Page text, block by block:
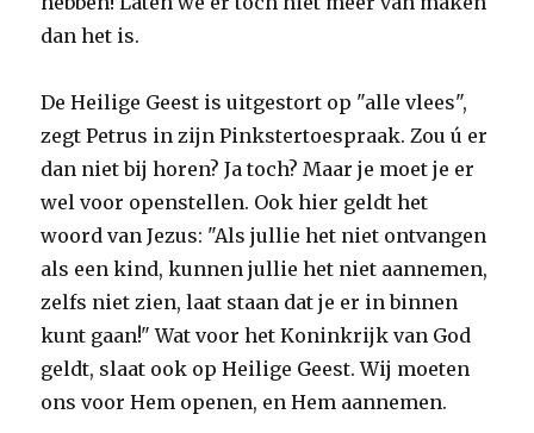
dan het is.
De Heilige Geest is uitgestort op "alle vlees",
zegt Petrus in zijn Pinkstertoespraak. Zou ú er
dan niet bij horen? Ja toch? Maar je moet je er
wel voor openstellen. Ook hier geldt het
woord van Jezus: "Als jullie het niet ontvangen
als een kind, kunnen jullie het niet aannemen,
zelfs niet zien, laat staan dat je er in binnen
kunt gaan!" Wat voor het Koninkrijk van God
geldt, slaat ook op Heilige Geest. Wij moeten
ons voor Hem openen, en Hem aannemen.